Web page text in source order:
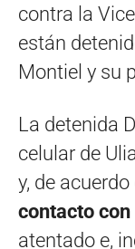
contra la
están
Montiel y su
La detenida
celular de
y, de
contacto
atentado e,